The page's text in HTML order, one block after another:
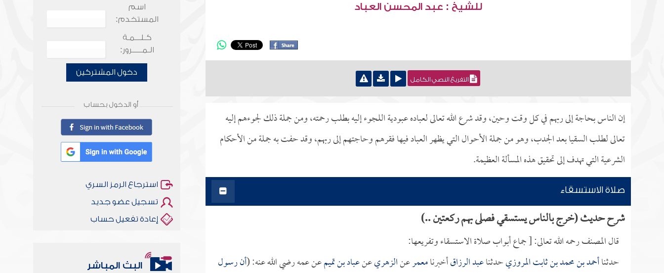
للشيخ : عبد المحسن العباد
التفريغ النصي الكامل
إن الناس بحاجة إلى ربهم في كل وقت وحين، وقد شرع الله تعالى لعباده عبودية اللجوء إليه بطلب رحمته، ومن جملة ذلك لجوءهم إليه
تعالى لطلب السقيا بعد الجدب، وهو من جملة الأحوال التي يظهر العباد فيها فقرهم وحاجتهم إلى ربهم، وقد حفت به جملة من الأحكام
الشرعية التي تهدف إلى تحقيق هذه المسألة العظيمة.
صلاة الاستسقاء
شرح حديث (خرج بالناس يستسقي فصلى بهم ركعتين ..)
قال المصنف رحمه الله تعالى: [ جماع أبواب صلاة الاستسقاء وتفريعها:
حدثناأحمد بن محمد بن ثابت المروزيحدثناعبد الرزاقأخبرنامعمرعنالزهريعنعباد بن تميمعن عمه رضي الله عنه: (أن رسول
اسم
المستخدم:
كـلـــمـة
الـمـــــرور:
دخول المشتركين
أو الدخول بحساب
استرجاع الرمز السري
تسجيل عضو جديد
إعادة تفعيل حساب
البث المباشر